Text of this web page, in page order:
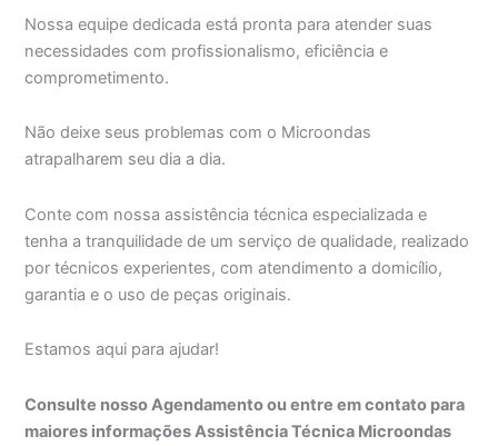
Nossa equipe dedicada está pronta para atender suas
necessidades com profissionalismo, eficiência e
comprometimento.
Não deixe seus problemas com o Microondas
atrapalharem seu dia a dia.
Conte com nossa assistência técnica especializada e
tenha a tranquilidade de um serviço de qualidade, realizado
por técnicos experientes, com atendimento a domicílio,
garantia e o uso de peças originais.
Estamos aqui para ajudar!
Consulte nosso Agendamento ou entre em contato para
maiores informações Assistência Técnica Microondas